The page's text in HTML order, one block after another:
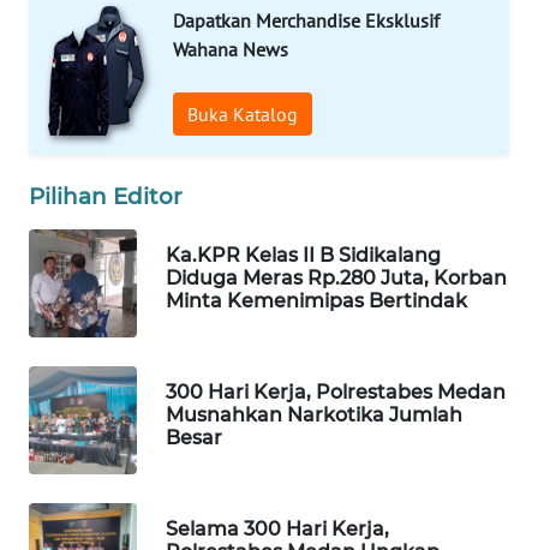
Dapatkan Merchandise Eksklusif
Wahana News
Buka Katalog
Pilihan Editor
Ka.KPR Kelas II B Sidikalang
Diduga Meras Rp.280 Juta, Korban
Minta Kemenimipas Bertindak
300 Hari Kerja, Polrestabes Medan
Musnahkan Narkotika Jumlah
Besar
Selama 300 Hari Kerja,
DESA
WISATA
LAPAK
WAHANA
Wahana
Network
KONSUMEN
LISTRIK
MASYARAKAT
KELISTRIKAN
WALINKI